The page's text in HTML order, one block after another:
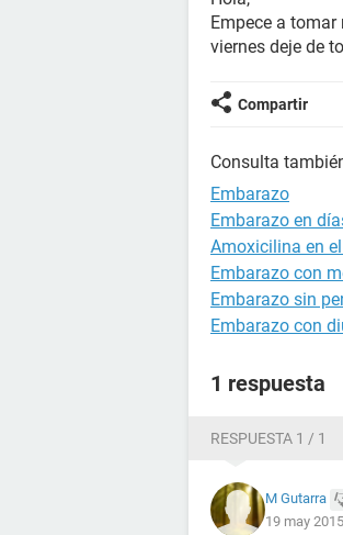
Empece a
viernes deje de
Compartir
Consulta
Embarazo
Embarazo en
Amoxicilina en
Embarazo con
Embarazo sin
Embarazo con
1 respuesta
RESPUESTA 1 / 1
M Gutarra
19 may